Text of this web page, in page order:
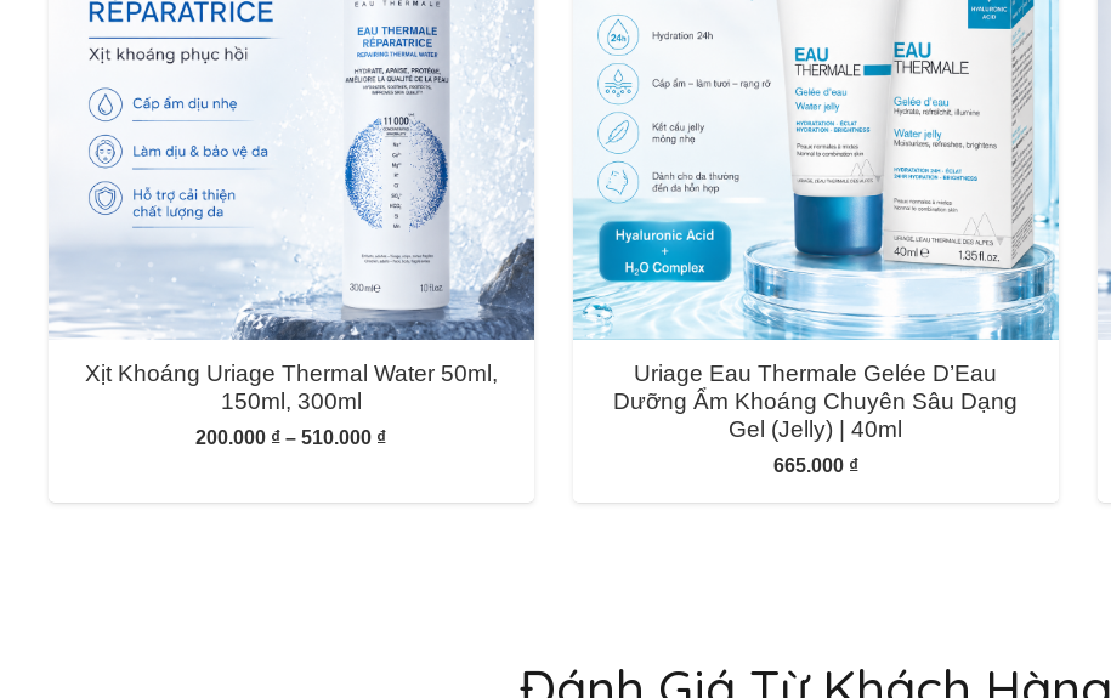
Xịt Khoáng Uriage Thermal Water 50ml,
150ml, 300ml
200.000 ₫ –510.000 ₫
Uriage Eau Thermale Gelée D’Eau
Dưỡng Ẩm Khoáng Chuyên Sâu Dạng
Gel (Jelly) | 40ml
665.000 ₫